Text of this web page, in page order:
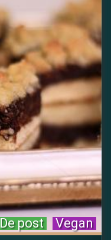
Vegan
De post